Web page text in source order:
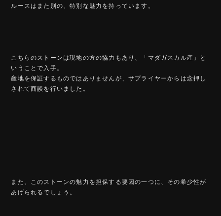
ルースはまた別の、特別な魅力を持っています。
こちらのストーンは現地の方の協力もあり、「マダガスカル産」と
いうことで入手。
産地を保証するものではありませんが、サプライヤーからは念押し
されて商談を行いました。
また、このストーンの魅力を担保する要因の一つに、その希少性が
あげられるでしょう。